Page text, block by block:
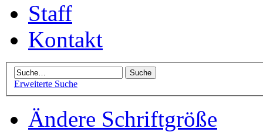
Staff
Kontakt
Erweiterte Suche
Ändere Schriftgröße